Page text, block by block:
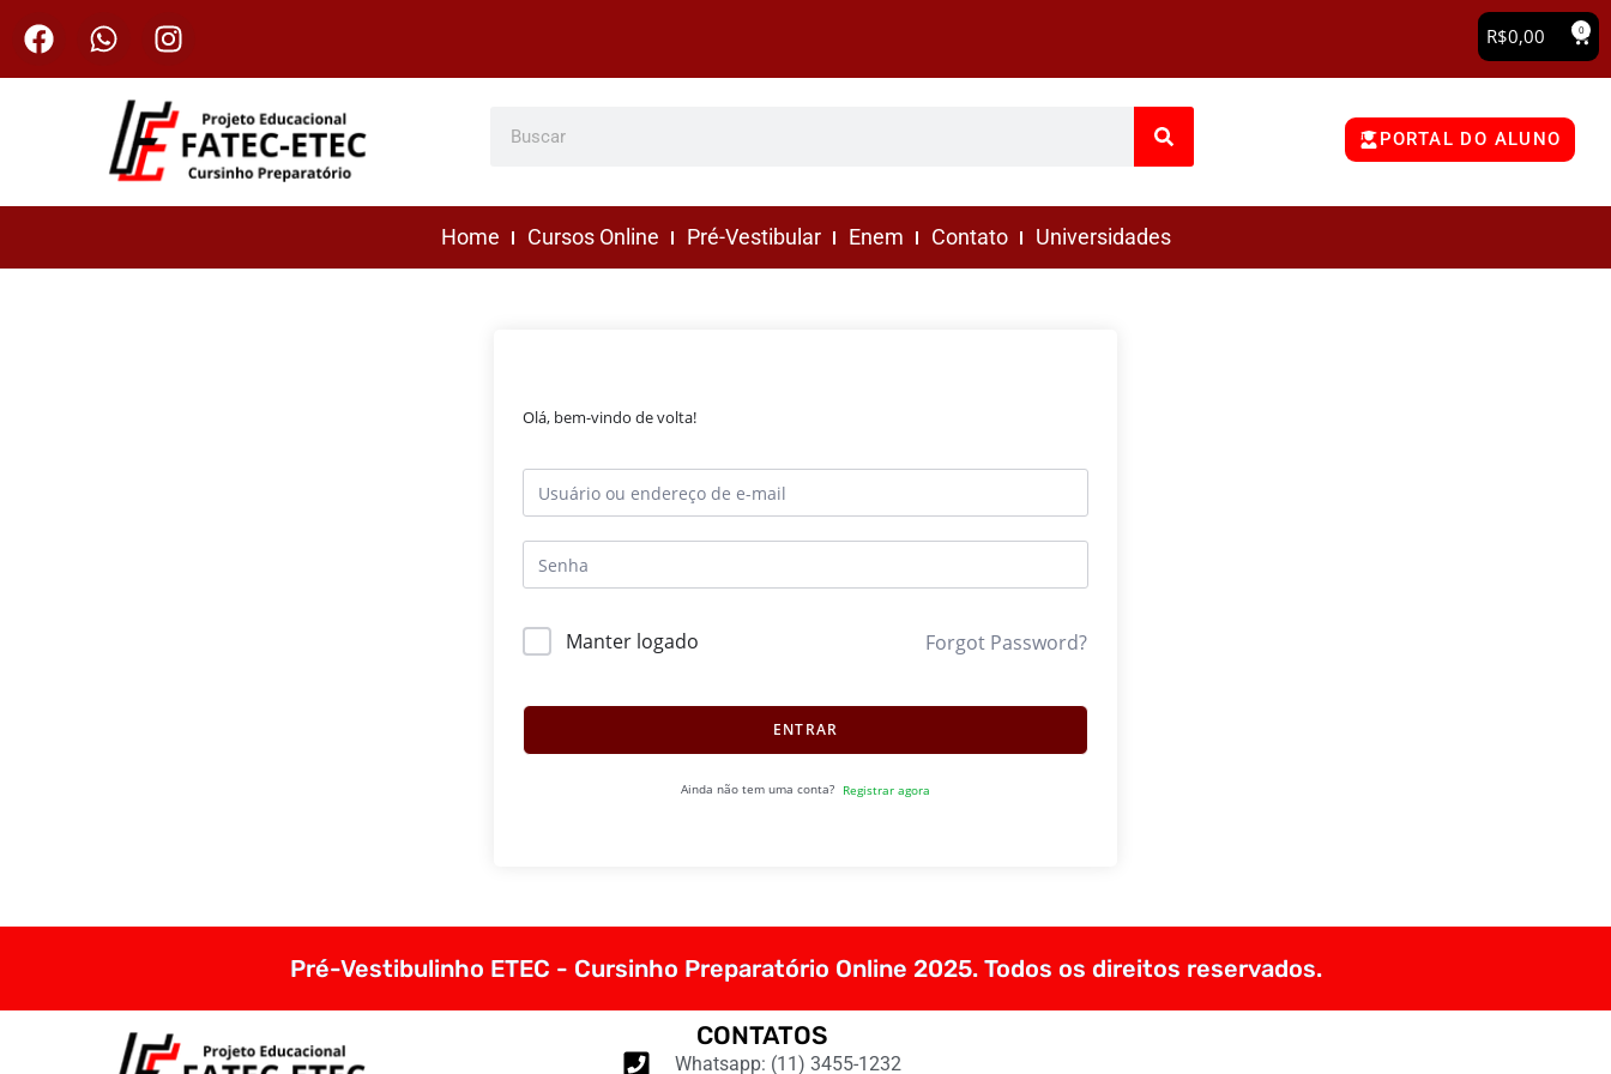
R$0,00 0
PORTAL DO ALUNO
Home Cursos Online Pré-Vestibular Enem Contato Universidades
Olá, bem-vindo de volta!
Manter logado Forgot Password?
ENTRAR
Ainda não tem uma conta? Registrar agora
Pré-Vestibulinho ETEC - Cursinho Preparatório Online 2025. Todos os direitos reservados.
CONTATOS
Whatsapp: (11) 3455-1232